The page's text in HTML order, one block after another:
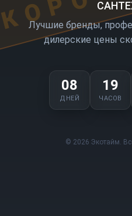
Лучшие бренды,
дилерские цены
08
ДНЕЙ
19
ЧАСОВ
© 2026 Экотайм.